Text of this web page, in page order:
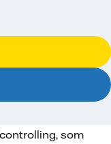
som